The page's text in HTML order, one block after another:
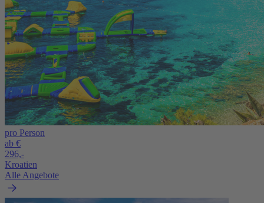
pro Person
ab €
296,-
Kroatien
Alle Angebote